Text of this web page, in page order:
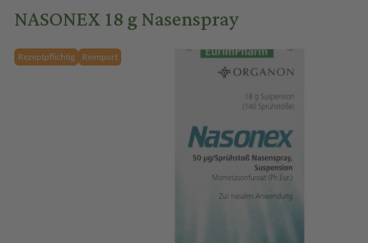
NASONEX 18 g Nasenspray
Rezeptpflichtig Reimport